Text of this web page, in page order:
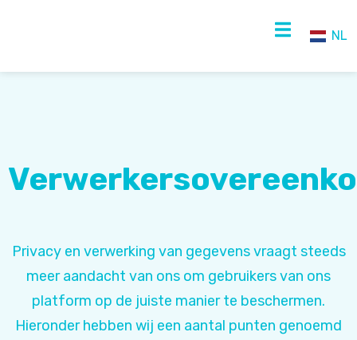
NL
Privacy en verwerking van gegevens vraagt steeds
meer aandacht van ons om gebruikers van ons
platform op de juiste manier te beschermen.
Hieronder hebben wij een aantal punten genoemd